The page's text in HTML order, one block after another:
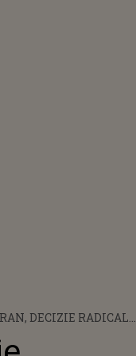
DECIZIE RADICALĂ!
BRITANIC ÎŞI